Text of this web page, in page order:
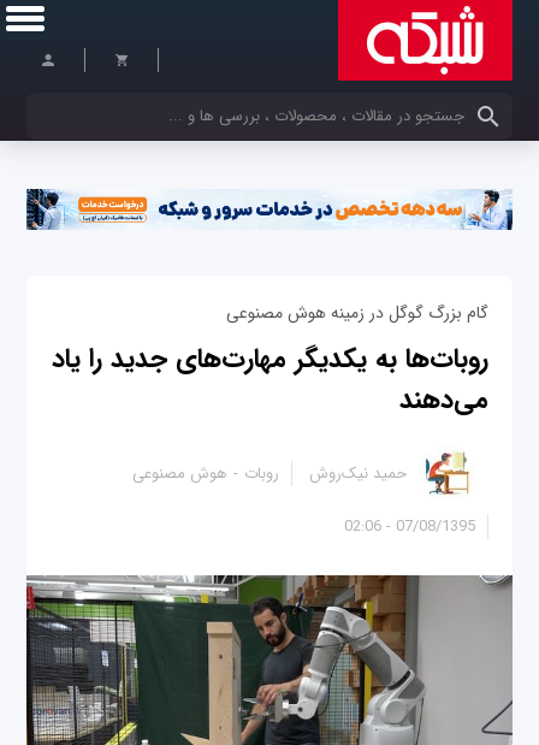
کلمات کلیدی خود را وارد کنید
گام بزرگ گوگل در زمینه هوش مصنوعی
روبات‌ها به یکدیگر مهارت‌های جدید را یاد
می‌دهند
07/08/1395 - 02:06
حمید نیک‌روش روبات هوش مصنوعی